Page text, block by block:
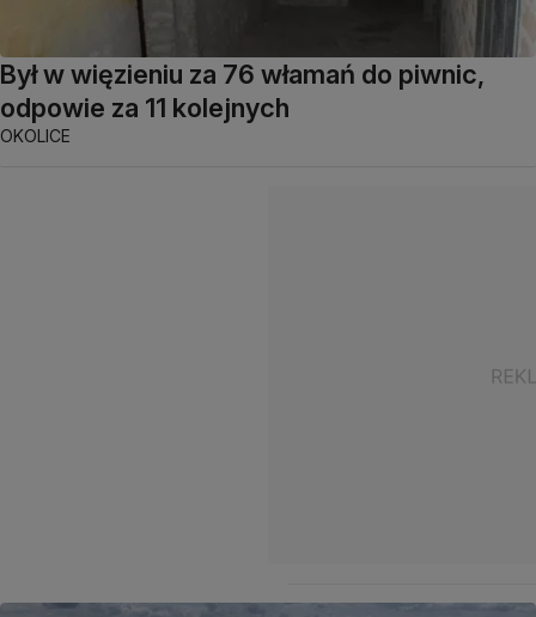
Był w więzieniu za 76 włamań do piwnic,
odpowie za 11 kolejnych
OKOLICE